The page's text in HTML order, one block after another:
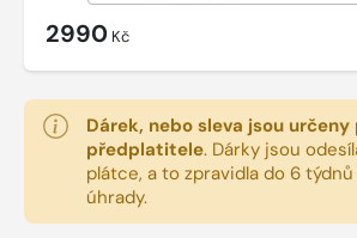
2990 Kč
Dárek, nebo sleva jsou určeny
předplatitele. Dárky jsou
plátce, a to zpravidla do 6
úhrady.